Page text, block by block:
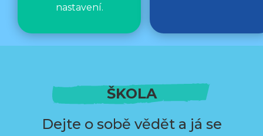
nastavení.
ŠKOLA
Dejte o sobě vědět a já se